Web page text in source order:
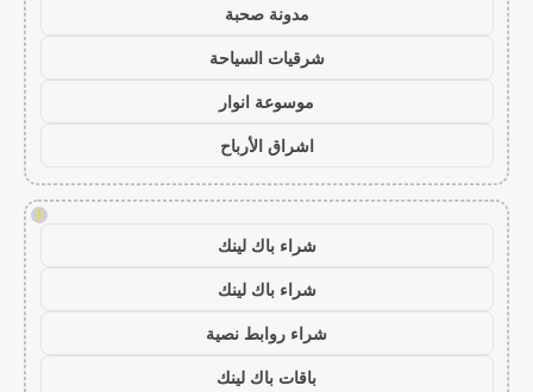
مدونة صحبة
شرقيات السياحة
موسوعة انوار
اشراق الأرباح
!
شراء باك لينك
شراء باك لينك
شراء روابط نصية
باقات باك لينك